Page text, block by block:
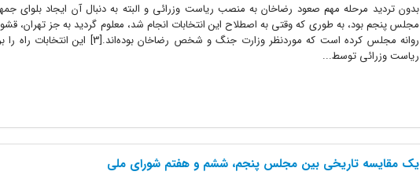
بدون تردید مرحله مهم صعود رضاخان به منصب ریاست وزرائی و البته به دنبال آن ایجاد بلوای
مجلس پنجم بود، به طوری که وقتی به اصطلاح این انتخابات انجام شد، معلوم گردید به جز تهران،
روانه مجلس کرده است که مورد‌نظر وزارت جنگ و
ریاست وزرائی توسط...
یک مقایسه تاریخی بین مجلس پنجم، ششم و هفتم شورای ملی